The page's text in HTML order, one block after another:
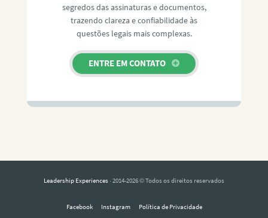
segredos das assinaturas e documentos,
trazendo clareza e confiabilidade às
questões legais mais complexas.
ENTRE EM CONTATO
Leadership Experiences · 2014-2026 © Todos os direitos reservados
Facebook Instagram Política de Privacidade